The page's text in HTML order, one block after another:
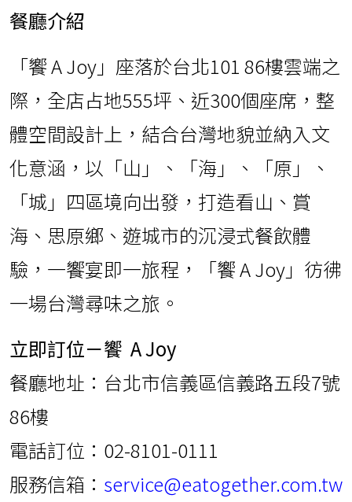
餐廳介紹
「饗 A Joy」座落於台北101 86樓雲端之
際，全店占地555坪、近300個座席，整
體空間設計上，結合台灣地貌並納入文
化意涵，以「山」、「海」、「原」、
「城」四區境向出發，打造看山、賞
海、思原鄉、遊城市的沉浸式餐飲體
驗，一饗宴即一旅程，「饗 A Joy」彷彿
一場台灣尋味之旅。
立即訂位－饗 A Joy
餐廳地址：台北市信義區信義路五段7號
86樓
電話訂位：02-8101-0111
服務信箱： service@eatogether.com.tw